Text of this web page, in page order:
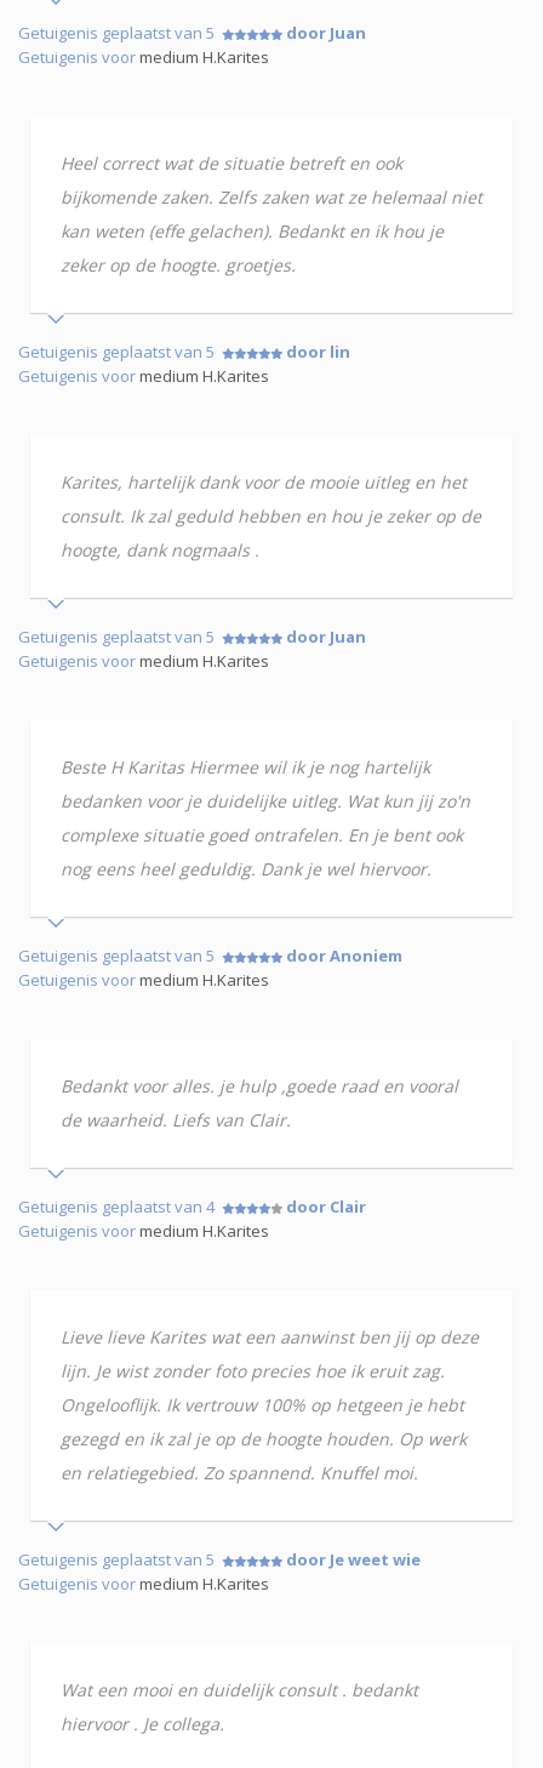
Getuigenis geplaatst van 5
door Juan
Getuigenis voormedium H.Karites
Heel correct wat de situatie betreft en ook
bijkomende zaken. Zelfs zaken wat ze helemaal niet
kan weten (effe gelachen). Bedankt en ik hou je
zeker op de hoogte. groetjes.
Getuigenis geplaatst van 5
door lin
Getuigenis voormedium H.Karites
Karites, hartelijk dank voor de mooie uitleg en het
consult. Ik zal geduld hebben en hou je zeker op de
hoogte, dank nogmaals .
Getuigenis geplaatst van 5
door Juan
Getuigenis voormedium H.Karites
Beste H Karitas Hiermee wil ik je nog hartelijk
bedanken voor je duidelijke uitleg. Wat kun jij zo'n
complexe situatie goed ontrafelen. En je bent ook
nog eens heel geduldig. Dank je wel hiervoor.
Getuigenis geplaatst van 5
door Anoniem
Getuigenis voormedium H.Karites
Bedankt voor alles. je hulp ,goede raad en vooral
de waarheid. Liefs van Clair.
Getuigenis geplaatst van 4
door Clair
Getuigenis voormedium H.Karites
Lieve lieve Karites wat een aanwinst ben jij op deze
lijn. Je wist zonder foto precies hoe ik eruit zag.
Ongelooflijk. Ik vertrouw 100% op hetgeen je hebt
gezegd en ik zal je op de hoogte houden. Op werk
en relatiegebied. Zo spannend. Knuffel moi.
Getuigenis geplaatst van 5
door Je weet wie
Getuigenis voormedium H.Karites
Wat een mooi en duidelijk consult . bedankt
hiervoor . Je collega.